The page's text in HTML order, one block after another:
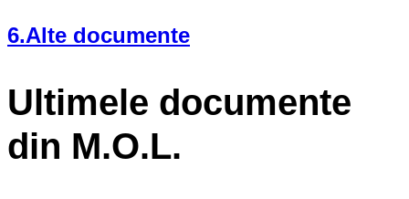
6.Alte documente
Ultimele documente
din M.O.L.